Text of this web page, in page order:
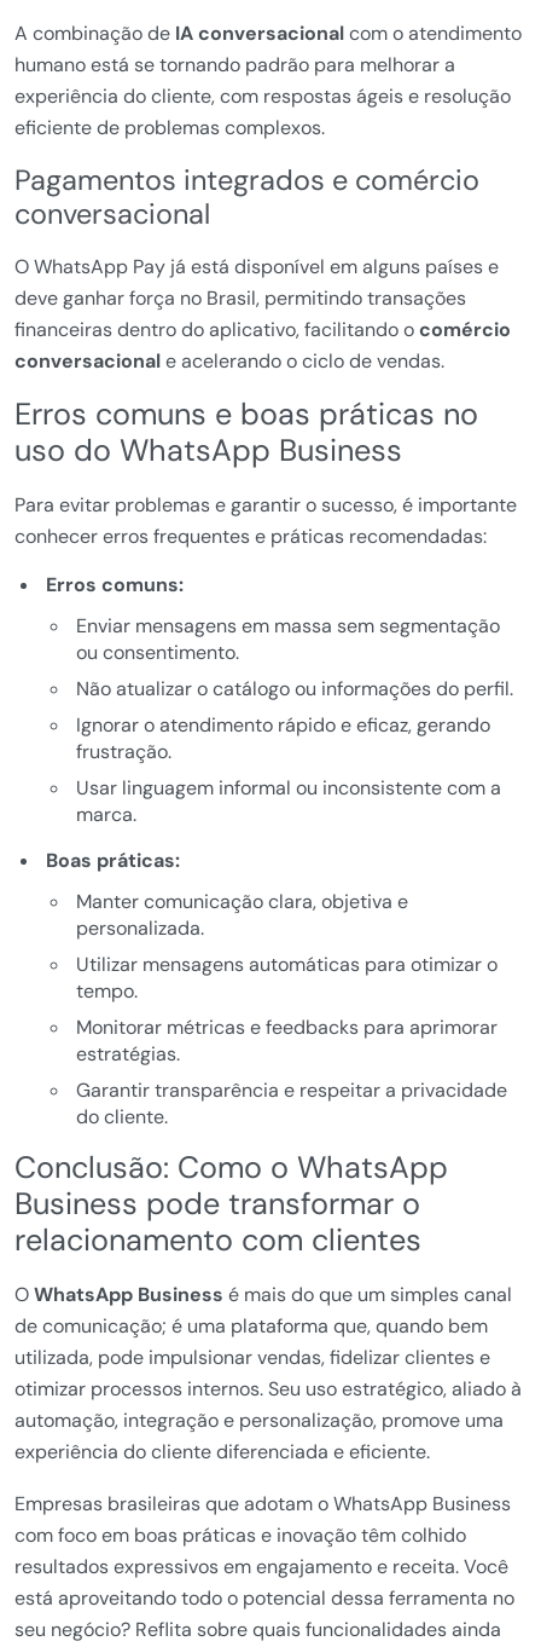
A combinação de IA conversacionalcom o atendimento
humano está se tornando padrão para melhorar a
experiência do cliente, com respostas ágeis e resolução
eficiente de problemas complexos.
Pagamentos integrados e comércio
conversacional
O WhatsApp Pay já está disponível em alguns países e
deve ganhar força no Brasil, permitindo transações
financeiras dentro do aplicativo, facilitando ocomércio
conversacionale acelerando o ciclo de vendas.
Erros comuns e boas práticas no
uso do WhatsApp Business
Para evitar problemas e garantir o sucesso, é importante
conhecer erros frequentes e práticas recomendadas:
Erros comuns:
Enviar mensagens em massa sem segmentação
ou consentimento.
Não atualizar o catálogo ou informações do perfil.
Ignorar o atendimento rápido e eficaz, gerando
frustração.
Usar linguagem informal ou inconsistente com a
marca.
Boas práticas:
Manter comunicação clara, objetiva e
personalizada.
Utilizar mensagens automáticas para otimizar o
tempo.
Monitorar métricas e feedbacks para aprimorar
estratégias.
Garantir transparência e respeitar a privacidade
do cliente.
Conclusão: Como o WhatsApp
Business pode transformar o
relacionamento com clientes
OWhatsApp Business é mais do que um simples canal
de comunicação; é uma plataforma que, quando bem
utilizada, pode impulsionar vendas, fidelizar clientes e
otimizar processos internos. Seu uso estratégico, aliado à
automação, integração e personalização, promove uma
experiência do cliente diferenciada e eficiente.
Empresas brasileiras que adotam o WhatsApp Business
com foco em boas práticas e inovação têm colhido
resultados expressivos em engajamento e receita. Você
está aproveitando todo o potencial dessa ferramenta no
seu negócio? Reflita sobre quais funcionalidades ainda